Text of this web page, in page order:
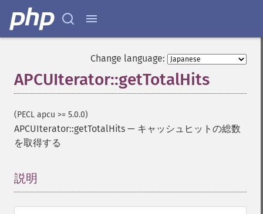
Change language:
APCUIterator::getTotalHits
(PECL apcu >= 5.0.0)
APCUIterator::getTotalHits — キャッシュヒットの総数
を取得する
説明